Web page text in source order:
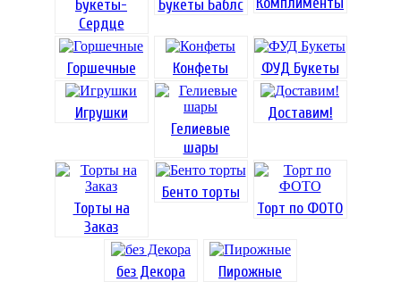
Букеты-
Сердце
Букеты Баблс
Горшечные Конфеты ФУД Букеты
Игрушки
Гелиевые
шары
Доставим!
Торты на
Заказ
Бенто торты
Торт по ФОТО
без Декора Пирожные